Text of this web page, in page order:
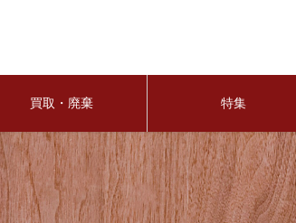
買取・廃棄 特集